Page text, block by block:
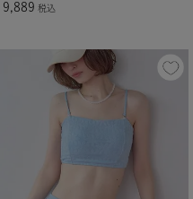
9,889 税込